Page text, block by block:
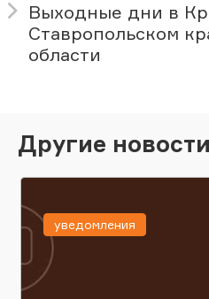
Выходные дни в
Ставропольском
области
Другие новости
уведомления